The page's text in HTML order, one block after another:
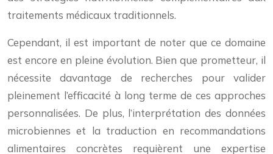
traitements médicaux traditionnels.
Cependant, il est important de noter que ce domaine
est encore en pleine évolution. Bien que prometteur, il
nécessite davantage de recherches pour valider
pleinement l’efficacité à long terme de ces approches
personnalisées. De plus, l’interprétation des données
microbiennes et la traduction en recommandations
alimentaires concrètes requièrent une expertise